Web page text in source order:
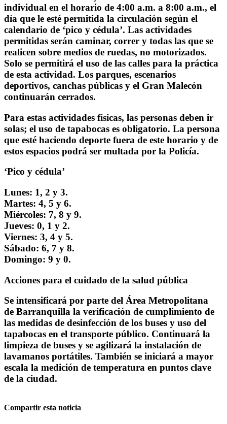
individual en el horario de 4:00 a.m. a 8:00 a.m., el
día que le esté permitida la circulación según el
calendario de ‘pico y cédula’. Las actividades
permitidas serán caminar, correr y todas las que se
realicen sobre medios de ruedas, no motorizados.
Solo se permitirá el uso de las calles para la práctica
de esta actividad. Los parques, escenarios
deportivos, canchas públicas y el Gran Malecón
continuarán cerrados.
Para estas actividades físicas, las personas deben ir
solas; el uso de tapabocas es obligatorio. La persona
que esté haciendo deporte fuera de este horario y de
estos espacios podrá ser multada por la Policía.
‘Pico y cédula’
Lunes: 1, 2 y 3.
Martes: 4, 5 y 6.
Miércoles: 7, 8 y 9.
Jueves: 0, 1 y 2.
Viernes: 3, 4 y 5.
Sábado: 6, 7 y 8.
Domingo: 9 y 0.
Acciones para el cuidado de la salud pública
Se intensificará por parte del Área Metropolitana
de Barranquilla la verificación de cumplimiento de
las medidas de desinfección de los buses y uso del
tapabocas en el transporte público. Continuará la
limpieza de buses y se agilizará la instalación de
lavamanos portátiles. También se iniciará a mayor
escala la medición de temperatura en puntos clave
de la ciudad.
Compartir esta noticia